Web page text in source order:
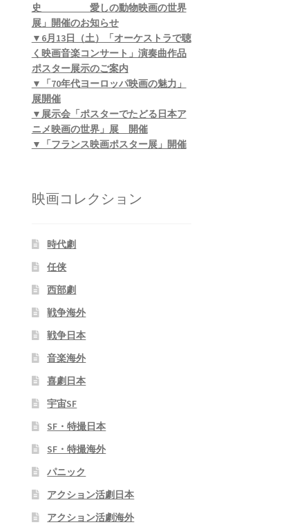
史 愛しの動物映画の世界
展」開催のお知らせ
▼6月13日（土）「オーケストラで聴
く映画音楽コンサート」演奏曲作品
ポスター展示のご案内
▼「70年代ヨーロッパ映画の魅力」
展開催
▼展示会「ポスターでたどる日本ア
ニメ映画の世界」展 開催
▼「フランス映画ポスター展」開催
映画コレクション
時代劇
任侠
西部劇
戦争海外
戦争日本
音楽海外
喜劇日本
宇宙SF
SF・特撮日本
SF・特撮海外
パニック
アクション活劇日本
アクション活劇海外